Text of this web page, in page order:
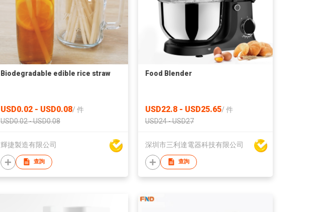
Biodegradable edible rice straw
USD0.02 - USD0.08/ 件
USD0.02 - USD0.08
輝捷製造有限公司
查詢
Food Blender
USD22.8 - USD25.65/ 件
USD24 - USD27
深圳市三利達電器科技有限公司
查詢